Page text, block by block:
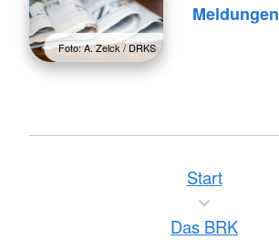
Foto: A. Zelck / DRKS
Meldungen
Start
Das BRK